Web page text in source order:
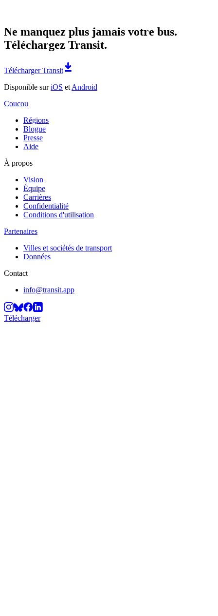
Ne manquez plus jamais votre bus.
Téléchargez Transit.
Télécharger Transit
Disponible suriOS et Android
Coucou
Régions
Blogue
Presse
Aide
À propos
Vision
Équipe
Carrières
Confidentialité
Conditions d'utilisation
Partenaires
Villes et sociétés de transport
Données
Contact
info@transit.app
Télécharger